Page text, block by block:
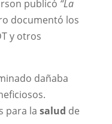
publicó “La
documentó los
y otros
dañaba
para la salud de